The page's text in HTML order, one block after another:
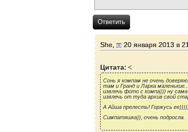
Ответить
She, 20 января 2013 в
Цитата:
Сонь я компам не очень
там и Гранд и Ларка
извлечь фото с компа))) ну
извлечь от туда архив свой
А Айша прелесть! Горжусь
Симпатяшка)), очень подросла.